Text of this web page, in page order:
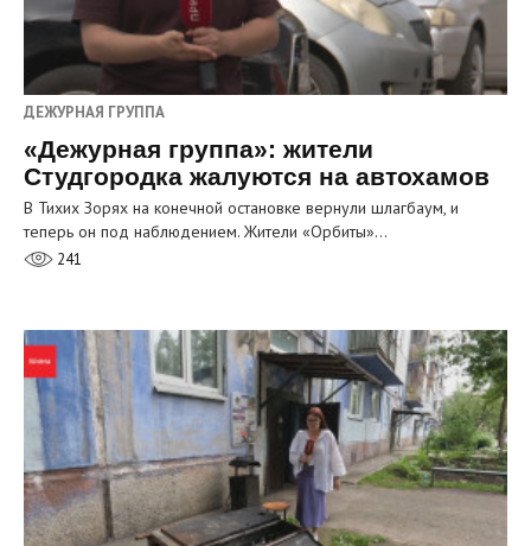
ДЕЖУРНАЯ ГРУППА
«Дежурная группа»: жители
Студгородка жалуются на автохамов
В Тихих Зорях на конечной остановке вернули шлагбаум, и
теперь он под наблюдением. Жители «Орбиты»…
241